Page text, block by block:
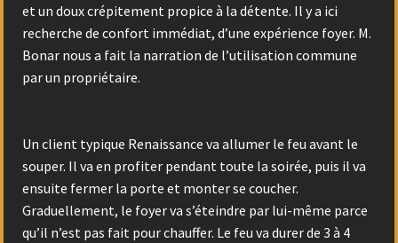
et un doux crépitement propice à la détente. Il y a ici
recherche de confort immédiat, d’une expérience foyer. M.
Bonar nous a fait la narration de l’utilisation commune
par un propriétaire.
Un client typique Renaissance va allumer le feu avant le
souper. Il va en profiter pendant toute la soirée, puis il va
ensuite fermer la porte et monter se coucher.
Graduellement, le foyer va s’éteindre par lui-même parce
qu’il n’est pas fait pour chauffer. Le feu va durer de 3 à 4